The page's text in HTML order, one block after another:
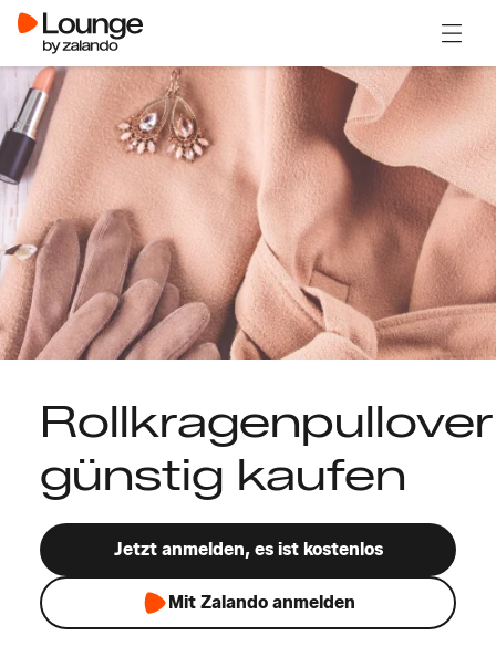
Rollkragenpullover
günstig kaufen
Jetzt anmelden, es ist kostenlos
Mit Zalando anmelden